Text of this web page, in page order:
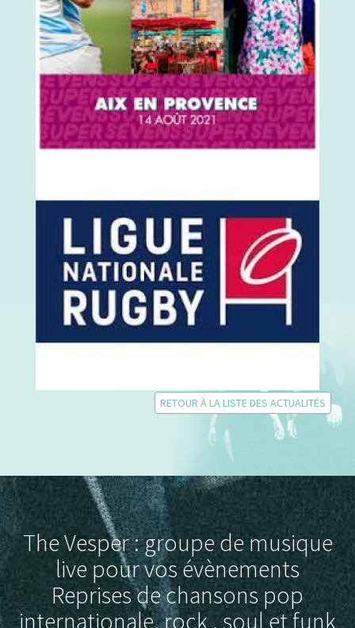
RETOUR À LA LISTE DES ACTUALITÉS
The Vesper : groupe de musique
live pour vos évènements
Reprises de chansons pop
internationale, rock , soul et funk